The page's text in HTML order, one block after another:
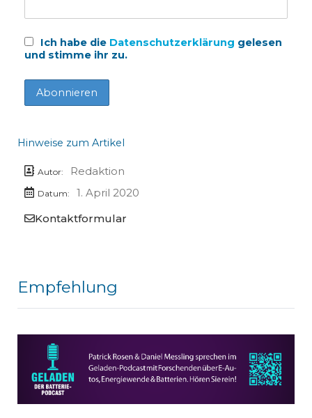
Ich habe die Datenschutzerklärung gelesen
und stimme ihr zu.
Hinweise zum Artikel
Autor: Redaktion
Datum:
1. April 2020
Kontaktformular
Empfehlung